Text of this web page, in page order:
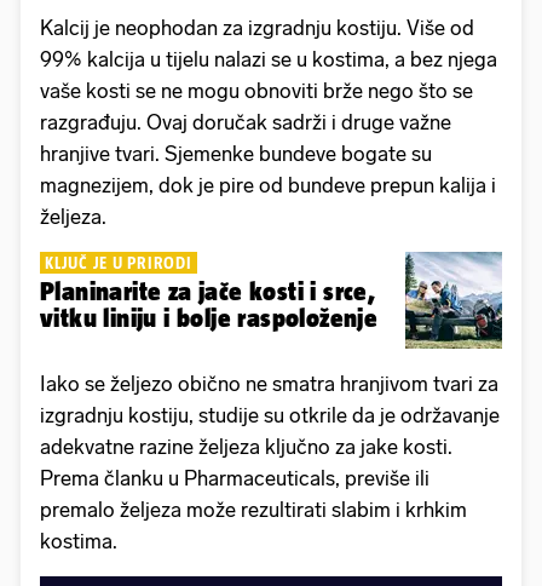
Kalcij je neophodan za izgradnju kostiju. Više od
99% kalcija u tijelu nalazi se u kostima, a bez njega
vaše kosti se ne mogu obnoviti brže nego što se
razgrađuju. Ovaj doručak sadrži i druge važne
hranjive tvari. Sjemenke bundeve bogate su
magnezijem, dok je pire od bundeve prepun kalija i
željeza.
KLJUČ JE U PRIRODI
Planinarite za jače kosti i srce,
vitku liniju i bolje raspoloženje
Iako se željezo obično ne smatra hranjivom tvari za
izgradnju kostiju, studije su otkrile da je održavanje
adekvatne razine željeza ključno za jake kosti.
Prema članku u Pharmaceuticals, previše ili
premalo željeza može rezultirati slabim i krhkim
kostima.